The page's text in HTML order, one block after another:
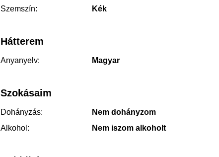
Szemszín:
Kék
Hátterem
Anyanyelv: Magyar
Szokásaim
Dohányzás:
Nem dohányzom
Alkohol:
Nem iszom alkoholt